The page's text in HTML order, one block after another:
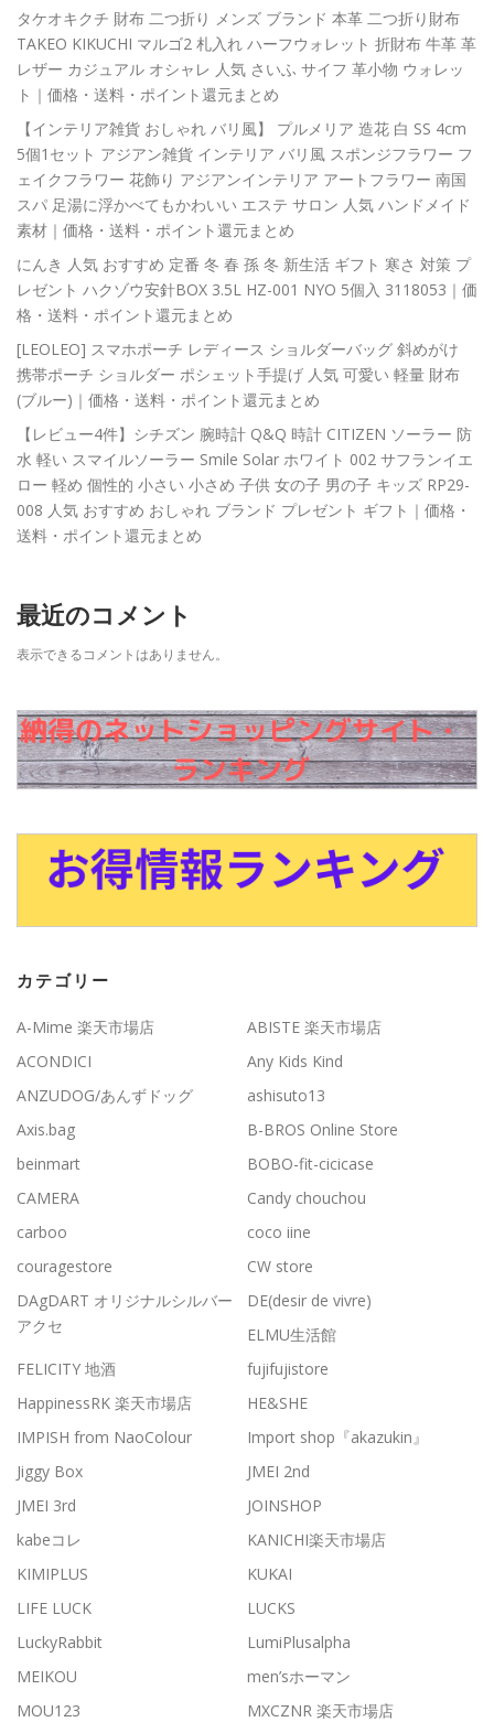
タケオキクチ 財布 二つ折り メンズ ブランド 本革 二つ折り財布
TAKEO KIKUCHI マルゴ2 札入れ ハーフウォレット 折財布 牛革 革
レザー カジュアル オシャレ 人気 さいふ サイフ 革小物 ウォレッ
ト｜価格・送料・ポイント還元まとめ
【インテリア雑貨 おしゃれ バリ風】 プルメリア 造花 白 SS 4cm
5個1セット アジアン雑貨 インテリア バリ風 スポンジフラワー フ
ェイクフラワー 花飾り アジアンインテリア アートフラワー 南国
スパ 足湯に浮かべてもかわいい エステ サロン 人気 ハンドメイド
素材｜価格・送料・ポイント還元まとめ
にんき 人気 おすすめ 定番 冬 春 孫 冬 新生活 ギフト 寒さ 対策 プ
レゼント ハクゾウ安針BOX 3.5L HZ-001 NYO 5個入 3118053｜価
格・送料・ポイント還元まとめ
[LEOLEO] スマホポーチ レディース ショルダーバッグ 斜めがけ
携帯ポーチ ショルダー ポシェット手提げ 人気 可愛い 軽量 財布
(ブルー)｜価格・送料・ポイント還元まとめ
【レビュー4件】シチズン 腕時計 Q&Q 時計 CITIZEN ソーラー 防
水 軽い スマイルソーラー Smile Solar ホワイト 002 サフランイエ
ロー 軽め 個性的 小さい 小さめ 子供 女の子 男の子 キッズ RP29-
008 人気 おすすめ おしゃれ ブランド プレゼント ギフト｜価格・
送料・ポイント還元まとめ
最近のコメント
表示できるコメントはありません。
カテゴリー
A-Mime 楽天市場店
ABISTE 楽天市場店
ACONDICI
Any Kids Kind
ANZUDOG/あんずドッグ
ashisuto13
Axis.bag
B-BROS Online Store
beinmart
BOBO-fit-cicicase
CAMERA
Candy chouchou
carboo
coco iine
couragestore
CW store
DAgDART オリジナルシルバー
アクセ
DE(desir de vivre)
ELMU生活館
FELICITY 地酒
fujifujistore
HappinessRK 楽天市場店
HE&SHE
IMPISH from NaoColour
Import shop『akazukin』
Jiggy Box
JMEI 2nd
JMEI 3rd
JOINSHOP
kabeコレ
KANICHI楽天市場店
KIMIPLUS
KUKAI
LIFE LUCK
LUCKS
LuckyRabbit
LumiPlusalpha
MEIKOU
men’sホーマン
MOU123
MXCZNR 楽天市場店